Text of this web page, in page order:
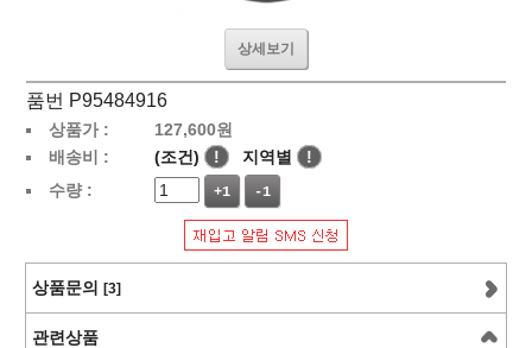
상세보기
품번 P95484916
상품가 : 127,600원
배송비 :
(조건) ! 지역별
!
수량 :
+1 -1
상품문의 [3]
관련상품